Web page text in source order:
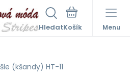
Hledat Menu
šle (kšandy) HT-11